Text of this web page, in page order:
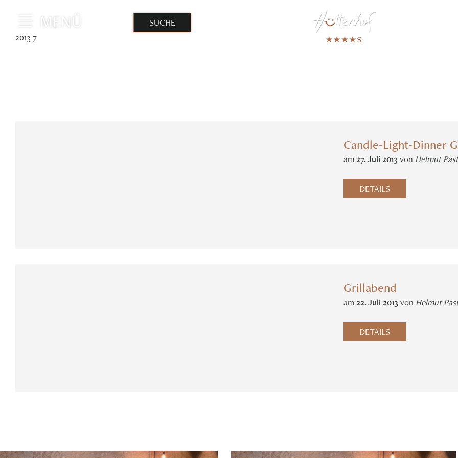
MENÜ SUCHE
2013 7
Candle-Light-Dinner
am27.Juli 2013von Helmut
DETAILS
Grillabend
am22.Juli 2013von Helmut
DETAILS